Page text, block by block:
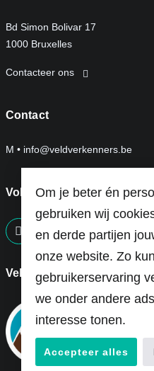
Om je beter én
gebruiken wij
en derde partijen
onze website. Zo
gebruikerservaring
we onder andere
interesse tonen.
Accepteer alles
Bd Simon Bolivar 17
1000 Bruxelles
Contacteer ons
Contact
M • info@veldverkenners.be
Volg ons op:
screenreader.visit us on
Veldverkenners is een